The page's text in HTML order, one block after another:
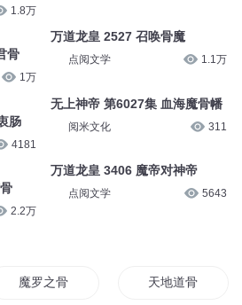
1.8万
骨
1万
肠
4181
2.2万
万道龙皇 2527 召唤骨魔
点阅文学 1.1万
无上神帝 第6027集 血海魔骨幡
阅米文化 311
万道龙皇 3406 魔帝对神帝
点阅文学 5643
魔罗之骨 天地道骨